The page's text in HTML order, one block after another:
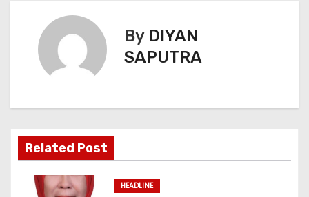
By DIYAN
SAPUTRA
Related Post
HEADLINE